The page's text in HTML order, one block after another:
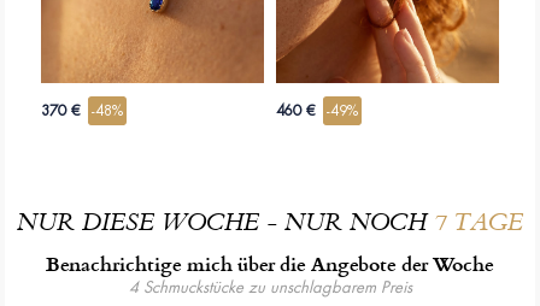
370 € -48% 460 € -49%
NUR DIESE WOCHE - NUR NOCH7 TAGE
Benachrichtige mich über die Angebote der Woche
4 Schmuckstücke zu unschlagbarem Preis